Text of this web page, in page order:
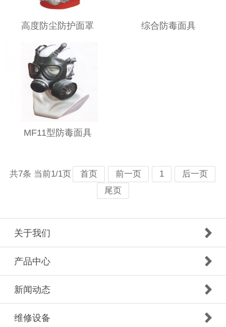
高度防尘防护面罩 综合防毒面具
MF11型防毒面具
共7条 当前1/1页 首页 前一页 1
后一页
尾页
关于我们
产品中心
新闻动态
维修设备